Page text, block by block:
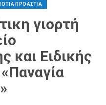
ΠΡΟΑΣΤΙΑ
γιορτή
και Ειδικής